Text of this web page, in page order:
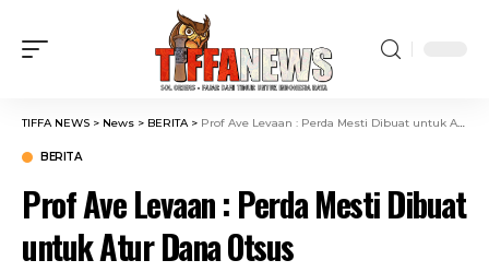
TIFFA NEWS > News > BERITA> Prof Ave Levaan : Perda Mesti Dibuat untuk Atur Dana Otsus
BERITA
Prof Ave Levaan : Perda Mesti Dibuat
untuk Atur Dana Otsus